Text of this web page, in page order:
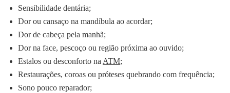
Sensibilidade dentária;
Dor ou cansaço na mandíbula ao acordar;
Dor de cabeça pela manhã;
Dor na face, pescoço ou região próxima ao ouvido;
Estalos ou desconforto na ATM;
Restaurações, coroas ou próteses quebrando com frequência;
Sono pouco reparador;